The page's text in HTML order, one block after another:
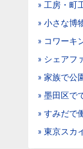
» 工房・町
» 小さな博
» コワーキ
» シェアフ
» 家族で公
» 墨田区で
» すみだで
» 東京スカ